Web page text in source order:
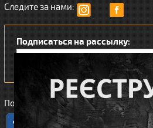
Следите за нами:
Подписаться на рассылку:
Понравился наш интернет магазин?